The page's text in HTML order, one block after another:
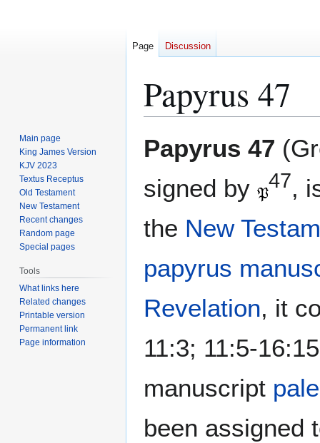
Papyrus 47
toto
Papyrus 47
signed by
47,
the New
papyrus
Revelation, it
11:3; 11:5-
manuscript
been assigned
Page Discussion
Main page
King James Version
KJV 2023
Textus Receptus
Old Testament
New Testament
Recent changes
Random page
Special pages
Tools
What links here
Related changes
Printable version
Permanent link
Page information